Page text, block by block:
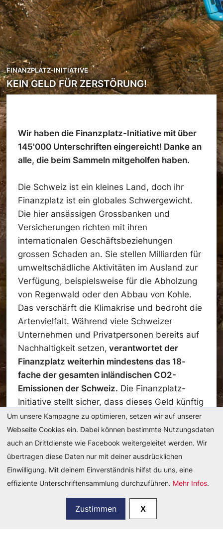
FINANZPLATZ-INITIATIVE
KEIN GELD FÜR ZERSTÖRUNG!
Wir haben die Finanzplatz-Initiative mit über
145'000 Unterschriften eingereicht! Danke an
alle, die beim Sammeln mitgeholfen haben.
Die Schweiz ist ein kleines Land, doch ihr
Finanzplatz ist ein globales Schwergewicht.
Die hier ansässigen Grossbanken und
Versicherungen richten mit ihren
internationalen Geschäftsbeziehungen
grossen Schaden an. Sie stellen Milliarden für
umweltschädliche Aktivitäten im Ausland zur
Verfügung, beispielsweise für die Abholzung
von Regenwald oder den Abbau von Kohle.
Das verschärft die Klimakrise und bedroht die
Artenvielfalt. Während viele Schweizer
Unternehmen und Privatpersonen bereits auf
Nachhaltigkeit setzen, verantwortet der
Finanzplatz weiterhin mindestens das 18-
fache der gesamten inländischen CO2-
Emissionen der Schweiz. Die Finanzplatz-
Initiative stellt sicher, dass dieses Geld künftig
nicht mehr in Klimaerhitzung und
Umweltzerstörung fliesst.
Du möchtest mehr Informationen? Hier findest
Um unsere Kampagne zu optimieren, setzen wir auf unserer
Webseite Cookies ein. Dabei können bestimmte Nutzungsdaten
auch an Drittdienste wie Facebook weitergeleitet werden. Wir
übertragen diese Daten nur mit deiner ausdrücklichen
Einwilligung. Mit deinem Einverständnis hilfst du uns, eine
effiziente Unterschriftensammlung durchzuführen. Mehr Infos.
Zustimmen X